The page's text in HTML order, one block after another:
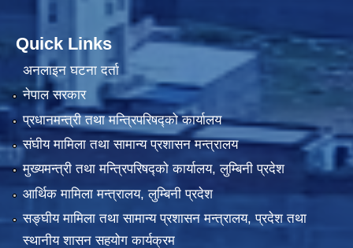
Quick Links
अनलाइन घटना दर्ता
नेपाल सरकार
प्रधानमन्त्री तथा मन्त्रिपरिषद्को कार्यालय
संघीय मामिला तथा सामान्य प्रशासन मन्त्रालय
मुख्यमन्त्री तथा मन्त्रिपरिषद्को कार्यालय, लुम्बिनी प्रदेश
आर्थिक मामिला मन्त्रालय, लुम्बिनी प्रदेश
सङ्घीय मामिला तथा सामान्य प्रशासन मन्त्रालय, प्रदेश तथा
स्थानीय शासन सहयोग कार्यक्रम